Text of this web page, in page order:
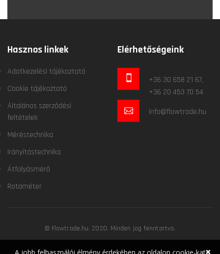
Hasznos linkek
Adatkezelési tájékoztató
Cookie tájékoztató
Általános szerződési
feltételek
Méréstechnika
Irányítástechnika
Átfolyásmérő
Rotaméter
Elérhetőségeink
+36 30 658 21 67,
+36 20 453 70 54
info@flowtrade.hu
© Flowtrade.hu. 2020. Minden jog fenntartva.
✖